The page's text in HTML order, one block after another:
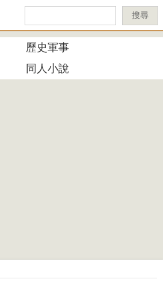
搜尋
歷史軍事
同人小說